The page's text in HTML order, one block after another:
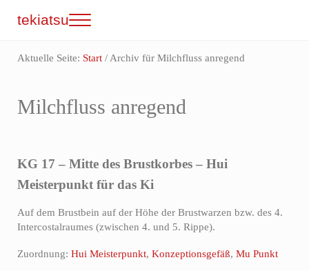
tekiatsu Menu
Aktuelle Seite: Start /Archiv für Milchfluss anregend
Milchfluss anregend
KG 17 – Mitte des Brustkorbes – Hui
Meisterpunkt für das Ki
Auf dem Brustbein auf der Höhe der Brustwarzen bzw. des 4.
Intercostalraumes (zwischen 4. und 5. Rippe).
Zuordnung: Hui Meisterpunkt, Konzeptionsgefäß, Mu Punkt